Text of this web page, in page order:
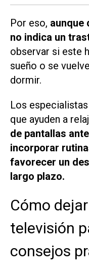
Por eso, aunque
no indica un
observar si este
sueño o se
dormir.
Los
que ayuden a
de pantallas
incorporar
favorecer un
largo plazo.
Cómo
televisión
consejos